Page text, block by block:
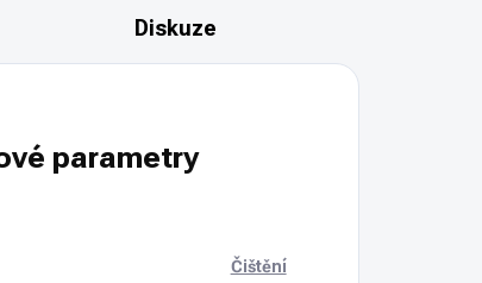
Diskuze
parametry
Čištění